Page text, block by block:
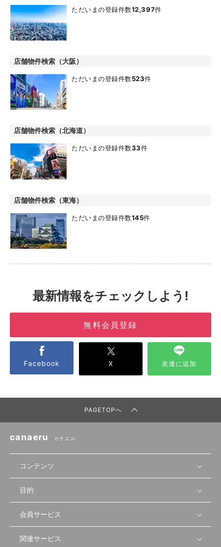
ただいまの登録件数12,397件
店舗物件検索（大阪）
ただいまの登録件数523件
店舗物件検索（北海道）
ただいまの登録件数33件
店舗物件検索（東海）
ただいまの登録件数145件
最新情報をチェックしよう!
無料会員登録
Facebook X 友達に追加
PAGETOPへ
canaeru カナエル
コンテンツ
無料開業相談
セミナー情報
セミナー動画
物件を探す
首都圏
先輩開業者の声
目的
店舗運営
会員サービス
会員登録
関連サービス